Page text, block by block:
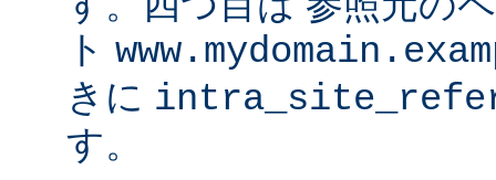
ト
きに
す。